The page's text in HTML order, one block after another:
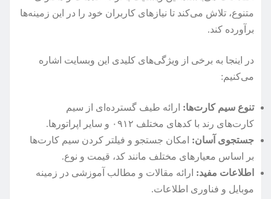
متنوع، تلاش می‌کند تا نیازهای کاربران خود را در این زمینه‌ها
برآورده کند.
در اینجا به برخی از ویژگی‌های کلیدی این وبسایت اشاره
می‌کنیم:
تنوع سیم کارت‌ها: ارائه طیف گسترده‌ای از سیم
کارت‌های رند با کدهای مختلف ۰۹۱۲ و سایر اپراتورها.
جستجوی آسان: امکان جستجو و فیلتر کردن سیم کارت‌ها
بر اساس معیارهای مختلف مانند کد، قیمت و نوع.
اطلاعات مفید: ارائه مقالات و مطالب آموزشی در زمینه
موبایل و فناوری اطلاعات.